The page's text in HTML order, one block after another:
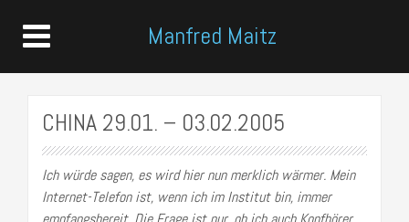
Manfred Maitz
CHINA 29.01. – 03.02.2005
Ich würde sagen, es wird hier nun merklich wärmer. Mein
Internet-Telefon ist, wenn ich im Institut bin, immer